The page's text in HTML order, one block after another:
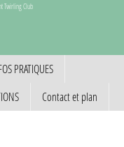
Twirling Club
PRATIQUES
Contact et plan